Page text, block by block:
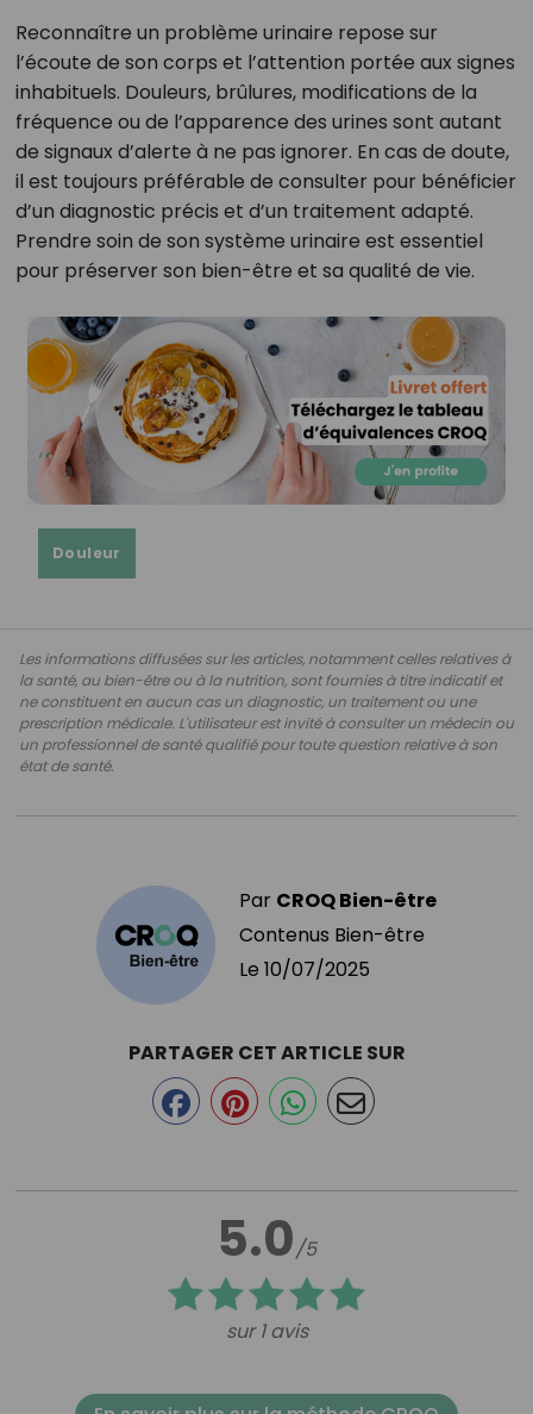
Reconnaître un problème urinaire repose sur
l’écoute de son corps et l’attention portée aux signes
inhabituels. Douleurs, brûlures, modifications de la
fréquence ou de l’apparence des urines sont autant
de signaux d’alerte à ne pas ignorer. En cas de doute,
il est toujours préférable de consulter pour bénéficier
d’un diagnostic précis et d’un traitement adapté.
Prendre soin de son système urinaire est essentiel
pour préserver son bien-être et sa qualité de vie.
Douleur
Les informations diffusées sur les articles, notamment celles relatives à
la santé, au bien-être ou à la nutrition, sont fournies à titre indicatif et
ne constituent en aucun cas un diagnostic, un traitement ou une
prescription médicale. L'utilisateur est invité à consulter un médecin ou
un professionnel de santé qualifié pour toute question relative à son
état de santé.
Par CROQ Bien-être
Contenus Bien-être
Le 10/07/2025
5.0/5
sur 1 avis
PARTAGER CET ARTICLE SUR